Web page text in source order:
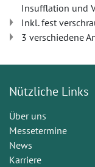
Insufflation und
Inkl. fest
3 verschiedene
Nützliche Links
Über uns
Messetermine
News
Karriere